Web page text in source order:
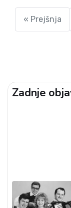
Življenjski
ni bil tako
« Prejšnja
Zadnje